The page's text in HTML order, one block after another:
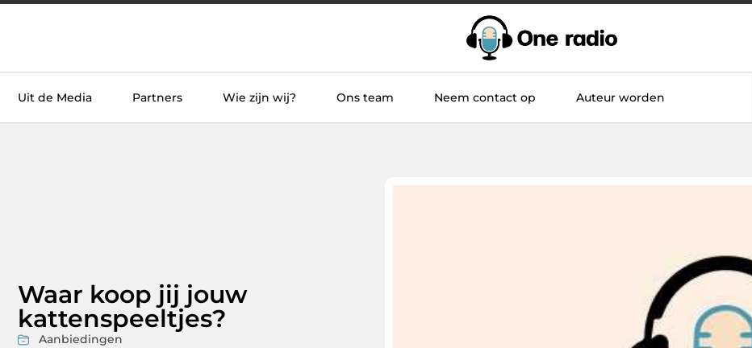
Uit de Media Partners Wie zijn wij? Ons team Neem contact op Auteur worden
Waar koop jij jouw
kattenspeeltjes?
Aanbiedingen